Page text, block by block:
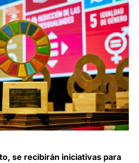
se recibirán iniciativas para